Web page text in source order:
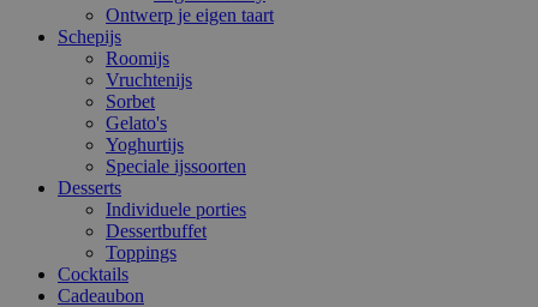
Ontwerp je eigen taart
Schepijs
Roomijs
Vruchtenijs
Sorbet
Gelato's
Yoghurtijs
Speciale ijssoorten
Desserts
Individuele porties
Dessertbuffet
Toppings
Cocktails
Cadeaubon